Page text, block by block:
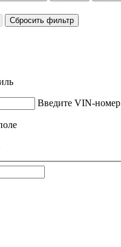
Сбросить фильтр
Введите VIN-номер